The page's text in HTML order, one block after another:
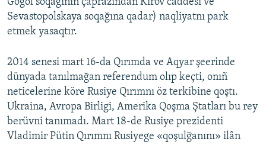
Gogol soqağınıñ çaprazından Kirov caddesi ve
Sevastopolskaya soqağına qadar) naqliyatnı park
etmek yasaqtır.
2014 senesi mart 16-da Qırımda ve Aqyar şeerinde
dünyada tanılmağan referendum olıp keçti, onıñ
neticelerine köre Rusiye Qırımnı öz terkibine qoştı.
Ukraina, Avropa Birligi, Amerika Qoşma Ştatları bu rey
berüvni tanımadı. Mart 18-de Rusiye prezidenti
Vladimir Pütin Qırımnı Rusiyege «qoşulğanını» ilân